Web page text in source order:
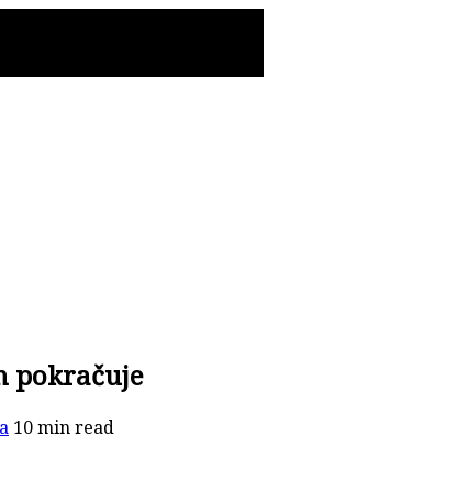
pokračuje
10 min read